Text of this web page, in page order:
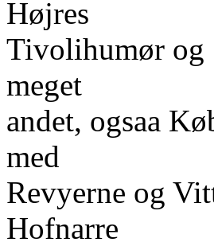
Højres
Tivolihumør og
meget
andet, ogsaa
med
Revyerne og
Hofnarre